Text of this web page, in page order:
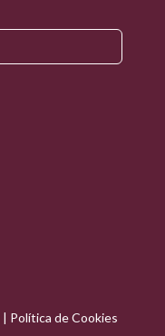
| Política de Cookies